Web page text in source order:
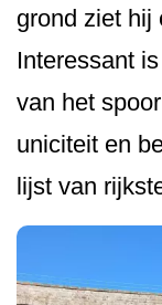
grond ziet hij
Interessant
van het
uniciteit en
lijst van